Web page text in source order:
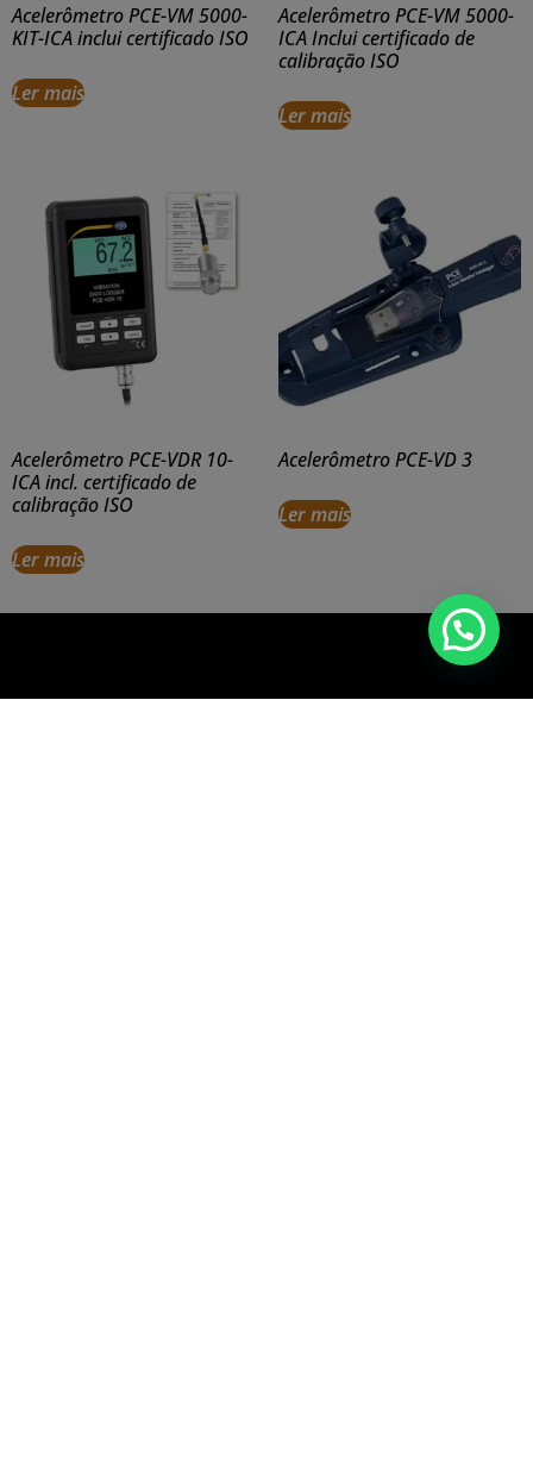
Acelerômetro PCE-VM 5000-
KIT-ICA inclui certificado ISO
Ler mais
Acelerômetro PCE-VM 5000-
ICA Inclui certificado de
calibração ISO
Ler mais
Acelerômetro PCE-VDR 10-
ICA incl. certificado de
calibração ISO
Ler mais
Acelerômetro PCE-VD 3
Ler mais